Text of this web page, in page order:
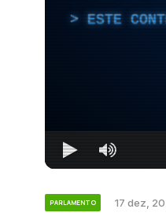
ESTE
PARLAMENTO 17 dez,